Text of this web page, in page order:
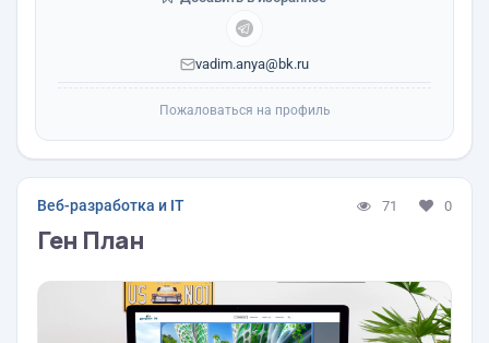
vadim.anya@bk.ru
Пожаловаться на профиль
Веб-разработка и IT 71 0
Ген План